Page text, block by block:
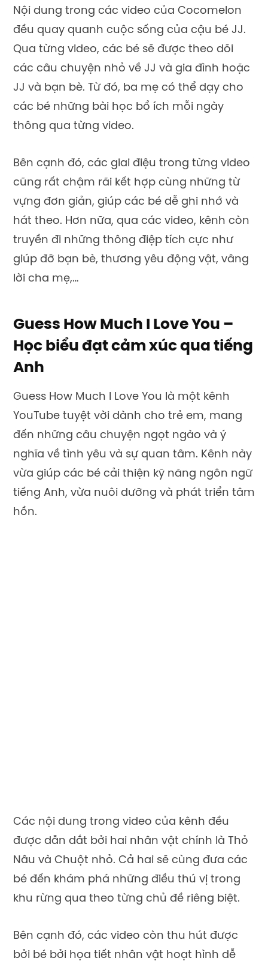
Nội dung trong các video của Cocomelon
đều quay quanh cuộc sống của cậu bé JJ.
Qua từng video, các bé sẽ được theo dõi
các câu chuyện nhỏ về JJ và gia đình hoặc
JJ và bạn bè. Từ đó, ba mẹ có thể dạy cho
các bé những bài học bổ ích mỗi ngày
thông qua từng video.
Bên cạnh đó, các giai điệu trong từng video
cũng rất chậm rãi kết hợp cùng những từ
vựng đơn giản, giúp các bé dễ ghi nhớ và
hát theo. Hơn nữa, qua các video, kênh còn
truyền đi những thông điệp tích cực như
giúp đỡ bạn bè, thương yêu động vật, vâng
lời cha mẹ,…
Guess How Much I Love You –
Học biểu đạt cảm xúc qua tiếng
Anh
Guess How Much I Love You là một kênh
YouTube tuyệt vời dành cho trẻ em, mang
đến những câu chuyện ngọt ngào và ý
nghĩa về tình yêu và sự quan tâm. Kênh này
vừa giúp các bé cải thiện kỹ năng ngôn ngữ
tiếng Anh, vừa nuôi dưỡng và phát triển tâm
hồn.
Bên cạnh đó, các video còn thu hút được
bởi bé bởi họa tiết nhân vật hoạt hình dễ
thương và gần gũi. Nếu bạn vẫn chưa tìm
được kênh YouTube học tiếng Anh qua phim
hoạt hình phù hợp, hãy thử cùng bé khám